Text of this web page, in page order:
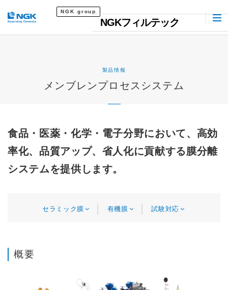
NGKフィルテック
NGK group
製品情報
メンブレンプロセスシステム
食品・医薬・化学・電子分野において、高効
率化、品質アップ、省人化に貢献する膜分離
システムを提供します。
セラミック膜 有機膜 試験対応
概要